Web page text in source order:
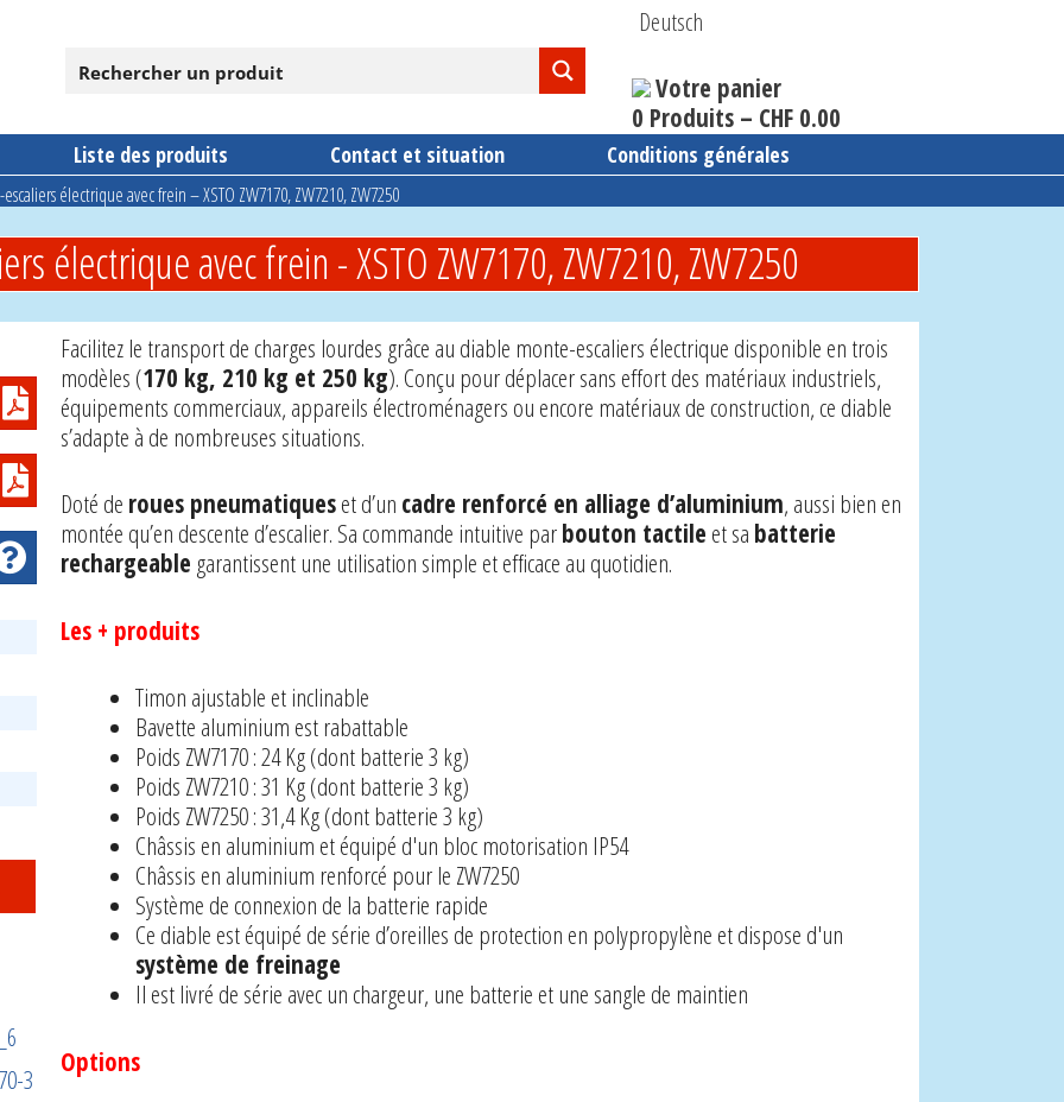
Deutsch
Votre panier
0 Produits – CHF 0.00
Liste des produits Contact et situation Conditions générales
électrique avec frein – XSTO ZW7170, ZW7210, ZW7250
électrique avec frein - XSTO ZW7170, ZW7210, ZW7250
Facilitez le transport de charges lourdes grâce au diable monte-escaliers électrique disponible en trois
modèles (170 kg, 210 kg et 250 kg). Conçu pour déplacer sans effort des matériaux industriels,
équipements commerciaux, appareils électroménagers ou encore matériaux de construction, ce diable
s’adapte à de nombreuses situations.
Doté de roues pneumatiqueset d’un cadre renforcé en alliage d’aluminium, aussi bien en
montée qu’en descente d’escalier. Sa commande intuitive parbouton tactile et sa batterie
rechargeable garantissent une utilisation simple et efficace au quotidien.
Les + produits
Timon ajustable et inclinable
Bavette aluminium est rabattable
Poids ZW7170 : 24 Kg (dont batterie 3 kg)
Poids ZW7210 : 31 Kg (dont batterie 3 kg)
Poids ZW7250 : 31,4 Kg (dont batterie 3 kg)
Châssis en aluminium et équipé d'un bloc motorisation IP54
Châssis en aluminium renforcé pour le ZW7250
Système de connexion de la batterie rapide
Ce diable est équipé de série d’oreilles de protection en polypropylène et dispose d'un
système de freinage
Il est livré de série avec un chargeur, une batterie et une sangle de maintien
Options